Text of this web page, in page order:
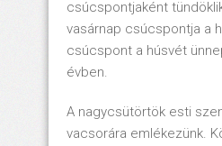
csúcspontjaként
vasárnap csúcspontja a
csúcspont a húsvét
évben.
A nagycsütörtök esti
vacsorára emlékezünk.